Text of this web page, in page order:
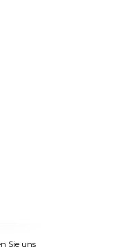
Sie uns